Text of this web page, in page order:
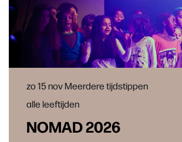
NOMAD 2026
alle leeftijden
zo 15 novMeerdere tijdstippen